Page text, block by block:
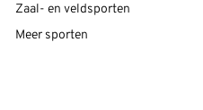
Zaal- en veldsporten
Meer sporten